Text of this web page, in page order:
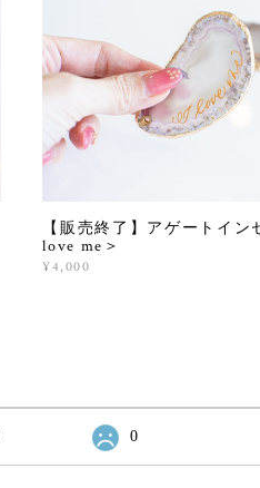
【販売終了】アゲートイ
love me＞
¥4,000
0